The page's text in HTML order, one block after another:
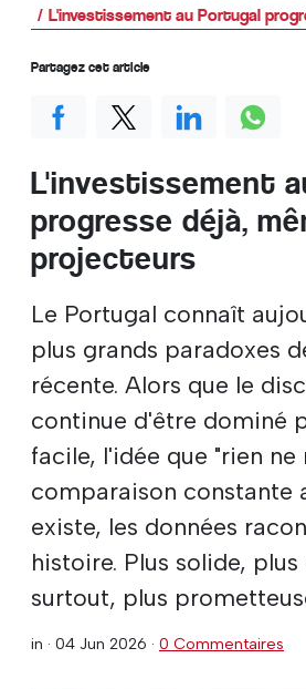
L'investissement au Portugal
L'investissement
progresse déjà,
projecteurs
Le Portugal connaît
plus grands paradoxes
récente. Alors que le
continue d'être dominé
facile, l'idée que "rien ne
comparaison constante
existe, les données
histoire. Plus solide,
surtout, plus
in · 04 Jun 2026 · 0 Commentaires
Partagez cet article